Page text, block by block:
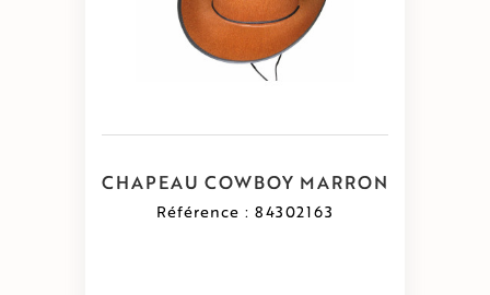
CHAPEAU COWBOY MARRON
Référence : 84302163